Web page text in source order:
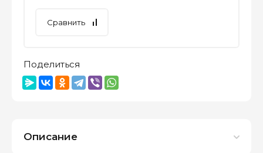
Сравнить
Поделиться
Описание